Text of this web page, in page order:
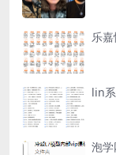
乐
lin
泡